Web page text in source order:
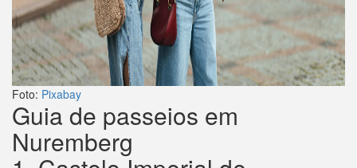
Foto: Pixabay
Guia de passeios em
Nuremberg